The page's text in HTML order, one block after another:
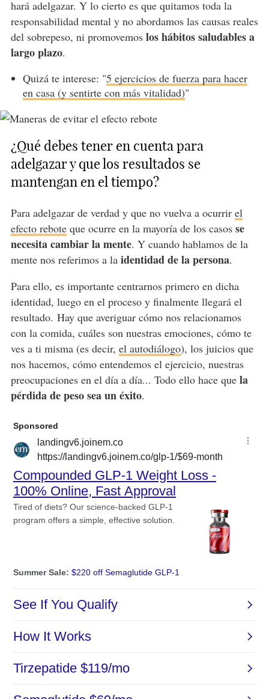
hará adelgazar. Y lo cierto es que quitamos toda la
responsabilidad mental y no abordamos las causas reales
del sobrepeso, ni promovemos los hábitos saludables a
largo plazo.
Quizá te interese: "5 ejercicios de fuerza para hacer
en casa (y sentirte con más vitalidad)"
¿Qué debes tener en cuenta para
adelgazar y que los resultados se
mantengan en el tiempo?
Para adelgazar de verdad y que no vuelva a ocurrir el
efecto reboteque ocurre en la mayoría de los casos se
necesita cambiar la mente. Y cuando hablamos de la
mente nos referimos a la identidad de la persona.
Para ello, es importante centrarnos primero en dicha
identidad, luego en el proceso y finalmente llegará el
resultado. Hay que averiguar cómo nos relacionamos
con la comida, cuáles son nuestras emociones, cómo te
ves a ti misma (es decir, el autodiálogo), los juicios que
nos hacemos, cómo entendemos el ejercicio, nuestras
preocupaciones en el día a día... Todo ello hace que la
pérdida de peso sea un éxito.